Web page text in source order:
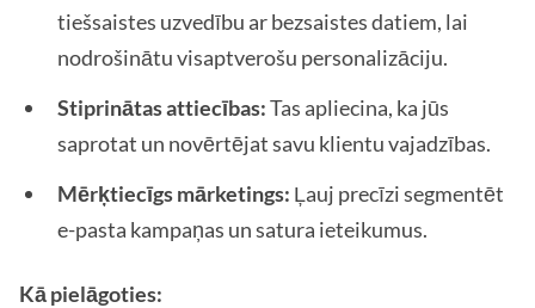
tiešsaistes uzvedību ar bezsaistes datiem, lai
nodrošinātu visaptverošu personalizāciju.
Stiprinātas attiecības:Tas apliecina, ka jūs
saprotat un novērtējat savu klientu vajadzības.
Mērķtiecīgs mārketings: Ļauj precīzi segmentēt
e-pasta kampaņas un satura ieteikumus.
Kā pielāgoties: